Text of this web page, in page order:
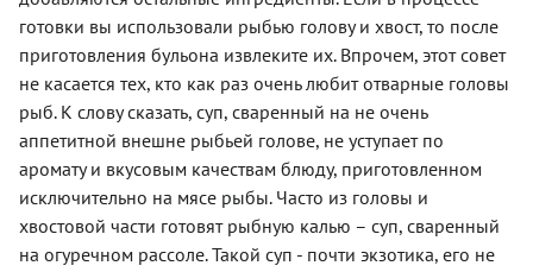
лососем,
где-то
добавляют
говядину
или
курицу. В
каждом
регионе у
чаудера
свои
особенности.
(семги,
форели,
горбуши,
лосося).
Этот
рыбный
суп с
картошкой,
и луком
считается
Хотя по
первой
характеристики
можно и
поспорить:
это для
нас
лосось —
разряда
праздничных,
готовки вы использовали рыбью голову и хвост, то после
приготовления бульона извлеките их. Впрочем, этот совет
не касается тех, кто как раз очень любит отварные головы
рыб. К слову сказать, суп, сваренный на не очень
аппетитной внешне рыбьей голове, не уступает по
аромату и вкусовым качествам блюду, приготовленном
исключительно на мясе рыбы. Часто из головы и
хвостовой части готовят рыбную калью – суп, сваренный
на огуречном рассоле. Такой суп - почти экзотика, его не